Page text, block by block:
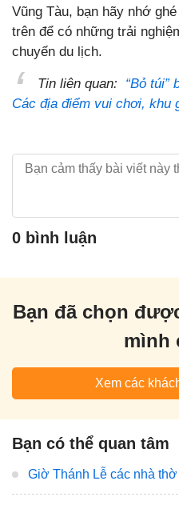
Vũng Tàu, bạn hãy nhớ
trên để có những trải
chuyến du lịch.
Tin liên quan: “Bỏ túi”
Các địa điểm vui chơi, khu
0 bình luận
Bạn đã chọn
mình
Xem các
Bạn có thể quan tâm
Giờ Thánh Lễ các nhà